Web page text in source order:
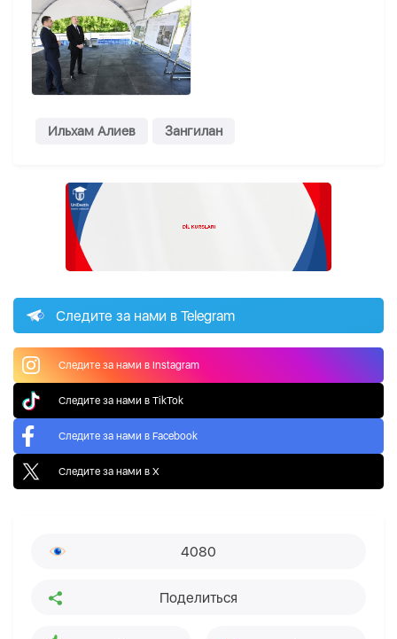
Ильхам Алиев Зангилан
Следите за нами в Telegram
Следите за нами в Instagram
Следите за нами в TikTok
Следите за нами в Facebook
Следите за нами в X
4080
Поделиться